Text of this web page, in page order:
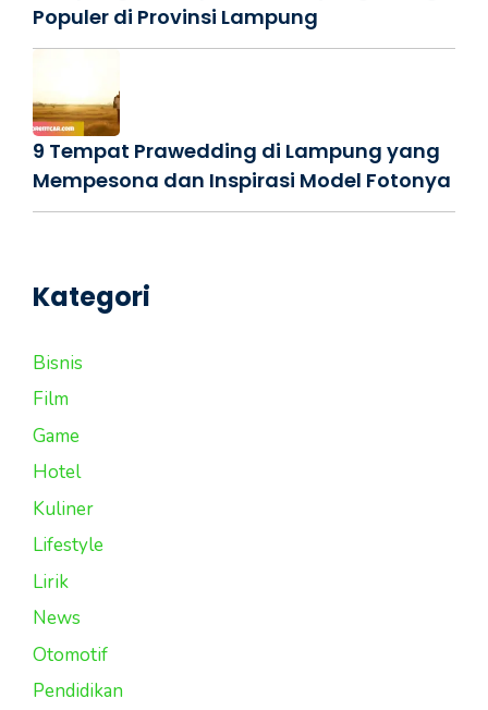
Populer di Provinsi Lampung
9 Tempat Prawedding di Lampung yang
Mempesona dan Inspirasi Model Fotonya
Kategori
Bisnis
Film
Game
Hotel
Kuliner
Lifestyle
Lirik
News
Otomotif
Pendidikan